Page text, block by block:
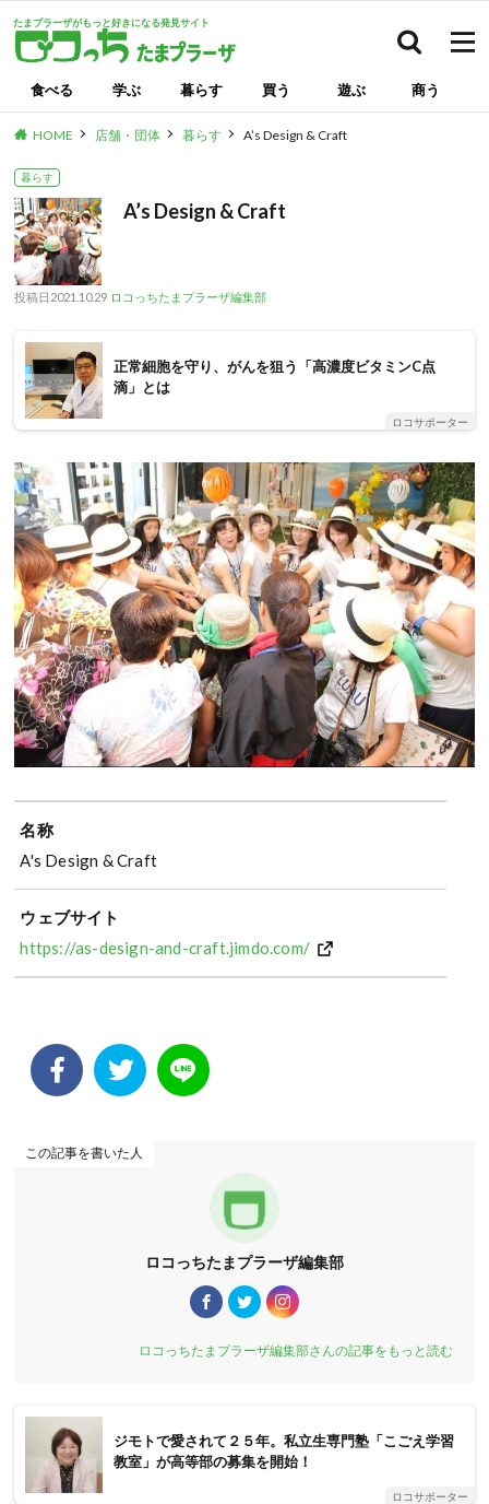
たまプラーザがもっと好きになる発見サイト
食べる 学ぶ 暮らす 買う 遊ぶ 商う
HOME 店舗・団体 暮らす A’s Design & Craft
暮らす
A’s Design & Craft
投稿日 2021.10.29 ロコっちたまプラーザ編集部
正常細胞を守り、がんを狙う「高濃度ビタミンC点
滴」とは
ロコサポーター
名称
A's Design & Craft
ウェブサイト
https://as-design-and-craft.jimdo.com/
この記事を書いた人
ロコっちたまプラーザ編集部
ロコっちたまプラーザ編集部さんの記事をもっと読む
ジモトで愛されて２５年。私立生専門塾「こごえ学習
教室」が高等部の募集を開始！
ロコサポーター